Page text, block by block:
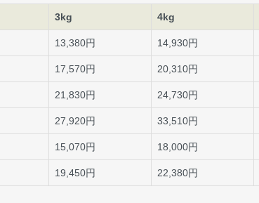
3kg 4kg
13,380円 14,930円
17,570円 20,310円
21,830円 24,730円
27,920円 33,510円
15,070円 18,000円
19,450円 22,380円